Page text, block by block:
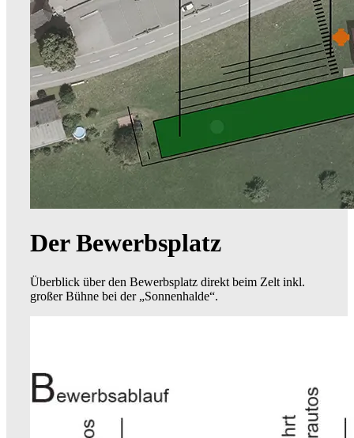
Der Bewerbsplatz
Überblick über den Bewerbsplatz direkt beim Zelt inkl.
großer Bühne bei der „Sonnenhalde“.